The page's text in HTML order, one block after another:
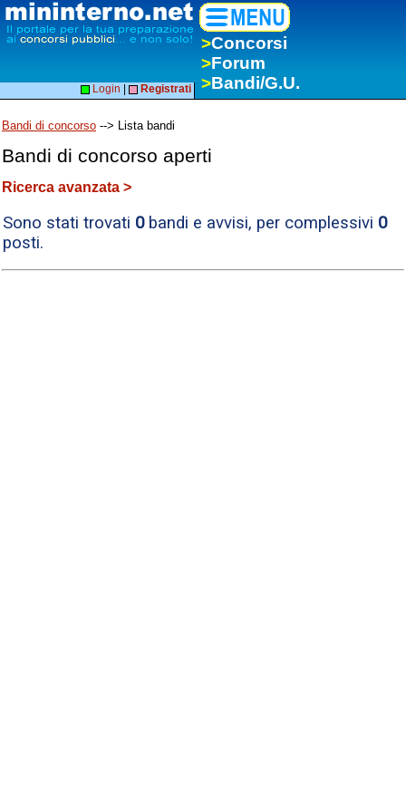
>Concorsi
>Forum
>Bandi/G.U.
Login Registrati
Bandi di concorso --> Lista bandi
Bandi di concorso aperti
Ricerca avanzata >
Sono stati trovati 0bandi e avvisi, per complessivi 0
posti.